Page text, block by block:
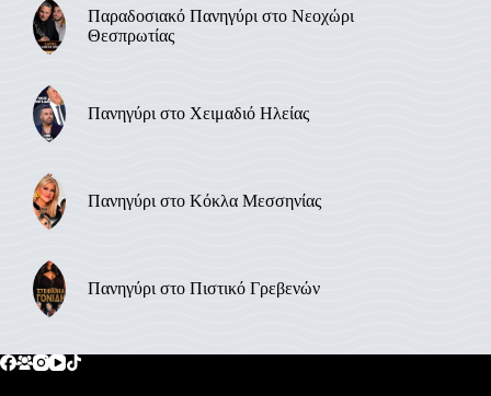
Παραδοσιακό Πανηγύρι στο Νεοχώρι
Θεσπρωτίας
Πανηγύρι στο Χειμαδιό Ηλείας
Πανηγύρι στο Κόκλα Μεσσηνίας
Πανηγύρι στο Πιστικό Γρεβενών